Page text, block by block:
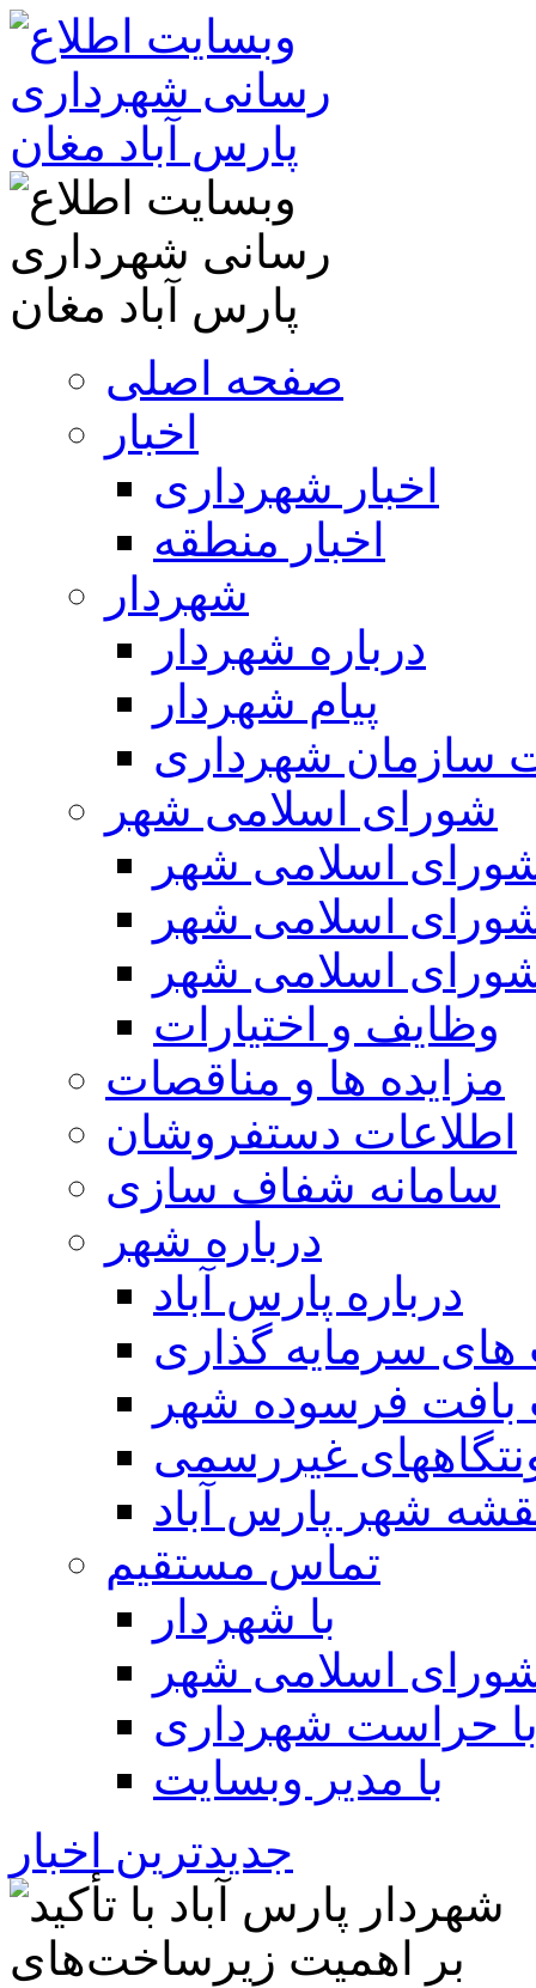
صفحه اصلی
اخبار
اخبار شهرداری
اخبار منطقه
شهردار
درباره شهردار
پیام شهردار
سازمان شهرداری
شورای اسلامی شهر
اسلامی شهر
اسلامی شهر
اسلامی شهر
وظایف و اختیارات
مزایده ها و مناقصات
اطلاعات دستفروشان
سامانه شفاف سازی
درباره شهر
درباره پارس آباد
سرمایه گذاری
بافت فرسوده شهر
غیررسمی
شهر پارس آباد
تماس مستقیم
با شهردار
اسلامی شهر
حراست شهرداری
با مدیر وبسایت
جدیدترین اخبار